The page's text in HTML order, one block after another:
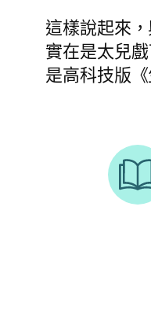
這樣說起來
實在是太兒
是高科技版